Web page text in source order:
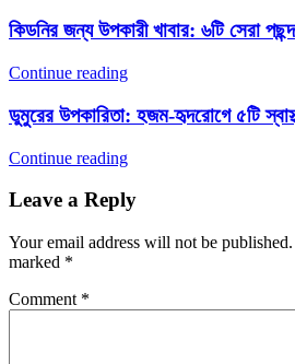
কিডনির জন্য উপকারী খাবার: ৬টি সেরা পছন্দ
Continue reading
ডুমুরের উপকারিতা: হজম-হৃদরোগে ৫টি
Continue reading
Leave a Reply
Your email address will not be published.
marked *
Comment *